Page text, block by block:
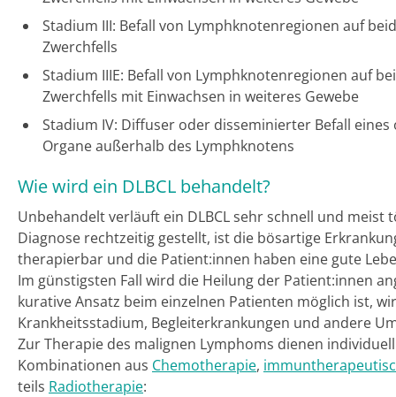
Stadium III: Befall von Lymphknotenregionen auf
Zwerchfells
Stadium IIIE: Befall von Lymphknotenregionen auf
Zwerchfells mit Einwachsen in weiteres Gewebe
Stadium IV: Diffuser oder disseminierter Befall
Organe außerhalb des Lymphknotens
Wie wird ein DLBCL behandelt?
Unbehandelt verläuft ein DLBCL sehr schnell und meist
Diagnose rechtzeitig gestellt, ist die bösartige
therapierbar und die Patient:innen haben eine gute
Im günstigsten Fall wird die Heilung der Patient:innen
kurative Ansatz beim einzelnen Patienten möglich ist,
Krankheitsstadium, Begleiterkrankungen und andere
Zur Therapie des malignen Lymphoms dienen
Kombinationen aus Chemotherapie,
teils Radiotherapie: